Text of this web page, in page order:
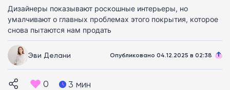
Дизайнеры показывают роскошные интерьеры, но
умалчивают о главных проблемах этого покрытия, которое
снова пытаются нам продать
Эви Делани Опубликовано 04.12.2025 в 02:38
0 3 мин